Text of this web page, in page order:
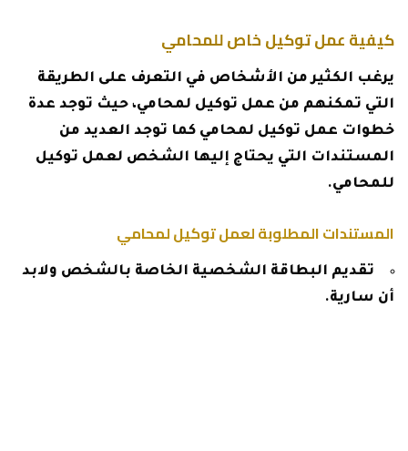
كيفية عمل توكيل خاص للمحامي
يرغب الكثير من الأشخاص في التعرف على الطريقة
التي تمكنهم من عمل توكيل لمحامي، حيث توجد عدة
خطوات عمل توكيل لمحامي كما توجد العديد من
المستندات التي يحتاج إليها الشخص لعمل توكيل
للمحامي.
المستندات المطلوبة لعمل توكيل لمحامي
تقديم البطاقة الشخصية الخاصة بالشخص ولابد
أن سارية.